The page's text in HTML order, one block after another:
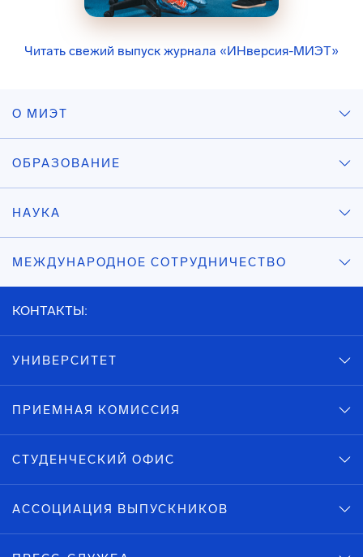
Читать свежий выпуск журнала «ИНверсия-МИЭТ»
О МИЭТ
ОБРАЗОВАНИЕ
НАУКА
МЕЖДУНАРОДНОЕ СОТРУДНИЧЕСТВО
КОНТАКТЫ:
УНИВЕРСИТЕТ
ПРИЕМНАЯ КОМИССИЯ
СТУДЕНЧЕСКИЙ ОФИС
АССОЦИАЦИЯ ВЫПУСКНИКОВ